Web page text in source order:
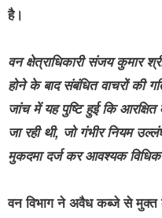
है।
वन क्षेत्राधिकारी संजय कुमार
होने के बाद संबंधित वाचरों की
जांच में यह पुष्टि हुई कि
जा रही थी, जो गंभीर नियम
मुकदमा दर्ज कर आवश्यक विधिक
वन विभाग ने अवैध कब्जे से मुक्त